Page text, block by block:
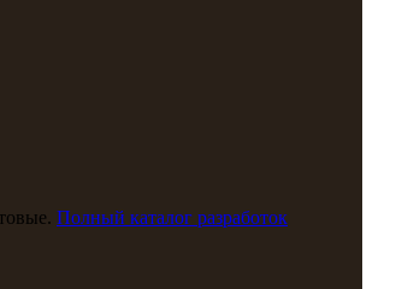
Полный каталог разработок